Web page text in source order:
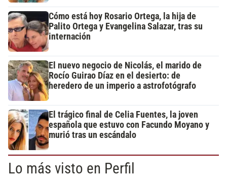
Cómo está hoy Rosario Ortega, la hija de
Palito Ortega y Evangelina Salazar, tras su
internación
El nuevo negocio de Nicolás, el marido de
Rocío Guirao Díaz en el desierto: de
heredero de un imperio a astrofotógrafo
El trágico final de Celia Fuentes, la joven
española que estuvo con Facundo Moyano y
murió tras un escándalo
Lo más visto en Perfil